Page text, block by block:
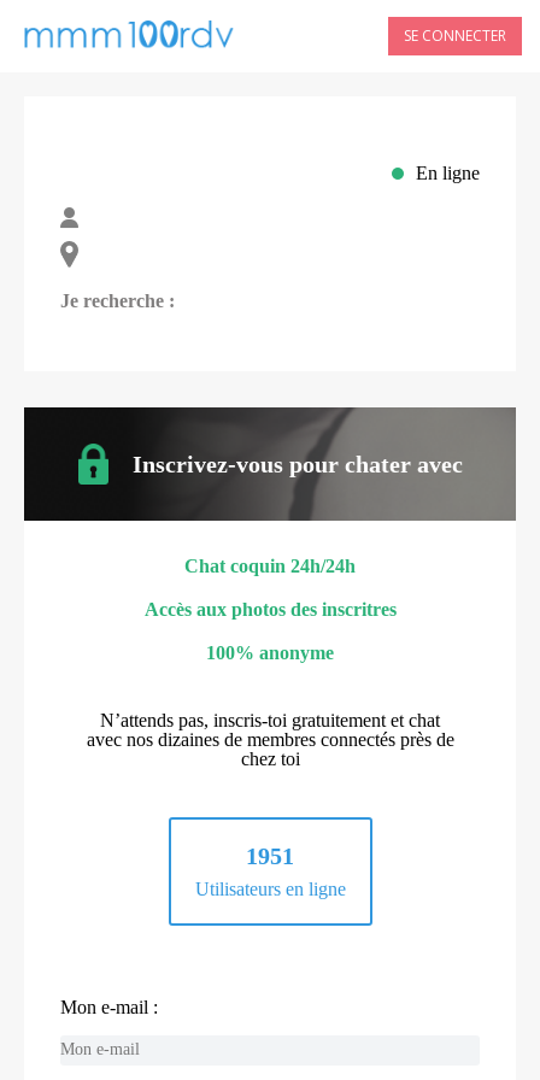
SE CONNECTER
En ligne
Je recherche :
Inscrivez-vous pour chater avec
Chat coquin 24h/24h
Accès aux photos des inscritres
100% anonyme
N’attends pas, inscris-toi gratuitement et chat
avec nos dizaines de membres connectés près de
chez toi
1951
Utilisateurs en ligne
Mon e-mail :